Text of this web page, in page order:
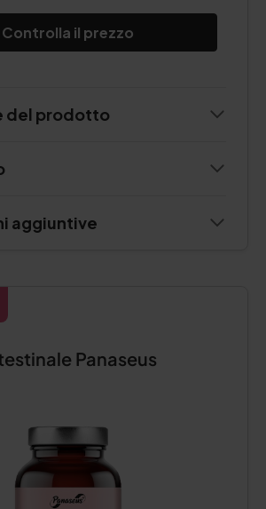
Controlla il prezzo
del prodotto
aggiuntive
Panaseus